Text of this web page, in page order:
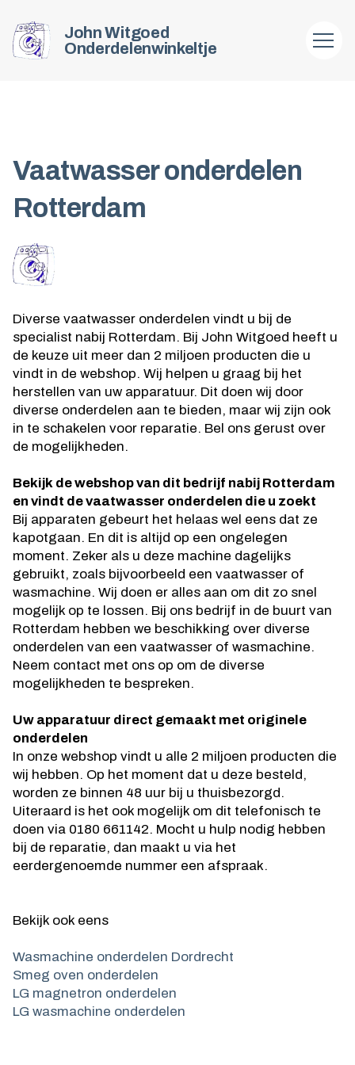
John Witgoed
Onderdelenwinkeltje
Vaatwasser onderdelen
Rotterdam
Diverse vaatwasser onderdelen vindt u bij de
specialist nabij Rotterdam. Bij John Witgoed heeft u
de keuze uit meer dan 2 miljoen producten die u
vindt in de webshop. Wij helpen u graag bij het
herstellen van uw apparatuur. Dit doen wij door
diverse onderdelen aan te bieden, maar wij zijn ook
in te schakelen voor reparatie. Bel ons gerust over
de mogelijkheden.
Bekijk de webshop van dit bedrijf nabij Rotterdam
en vindt de vaatwasser onderdelen die u zoekt
Bij apparaten gebeurt het helaas wel eens dat ze
kapotgaan. En dit is altijd op een ongelegen
moment. Zeker als u deze machine dagelijks
gebruikt, zoals bijvoorbeeld een vaatwasser of
wasmachine. Wij doen er alles aan om dit zo snel
mogelijk op te lossen. Bij ons bedrijf in de buurt van
Rotterdam hebben we beschikking over diverse
onderdelen van een vaatwasser of wasmachine.
Neem contact met ons op om de diverse
mogelijkheden te bespreken.
Uw apparatuur direct gemaakt met originele
onderdelen
In onze webshop vindt u alle 2 miljoen producten die
wij hebben. Op het moment dat u deze besteld,
worden ze binnen 48 uur bij u thuisbezorgd.
Uiteraard is het ook mogelijk om dit telefonisch te
doen via 0180 661142. Mocht u hulp nodig hebben
bij de reparatie, dan maakt u via het
eerdergenoemde nummer een afspraak.
Bekijk ook eens
Wasmachine onderdelen Dordrecht
Smeg oven onderdelen
LG magnetron onderdelen
LG wasmachine onderdelen